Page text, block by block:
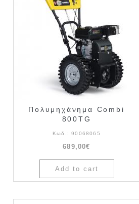
Πολυμηχάνημα Combi
800TG
Κωδ.: 90068065
689,00€